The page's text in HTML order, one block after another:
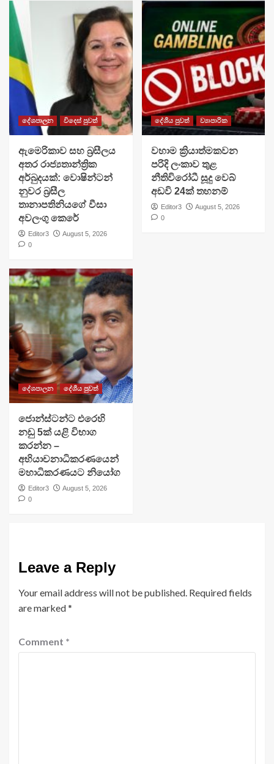
දේශපාලන විදෙස් පුවත්
ඇමෙරිකාව සහ බ්‍රසීලය
අතර රාජ්‍යතාන්ත්‍රික
අර්බුදයක්: වොෂින්ටන්
නුවර බ්‍රසීල
තානාපතිනියගේ වීසා
අවලංගු කෙරේ
Editor3
August 5, 2026
0
දේශීය පුවත් ව්‍යාපාරික
වහාම ක්‍රියාත්මකවන
පරිදි ලංකාව තුළ
නීතිවිරෝධී සූදු වෙබ්
අඩවි 24ක් තහනම්
Editor3
August 5, 2026
0
දේශපාලන දේශීය පුවත්
ජොන්ස්ටන්ට එරෙහි
නඩු 5ක් යළි විභාග
කරන්න –
අභියාචනාධිකරණයෙන්
මහාධිකරණයට නියෝග
Editor3
August 5, 2026
0
Leave a Reply
Your email address will not be published. Required fields
are marked*
Comment *